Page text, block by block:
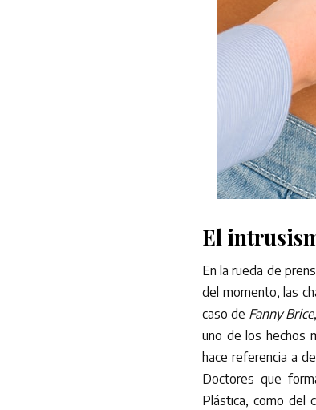
El
En la rueda de
del momento, las
caso de Fanny Brice
uno de los hechos
hace referencia a
Doctores que
Plástica, como del